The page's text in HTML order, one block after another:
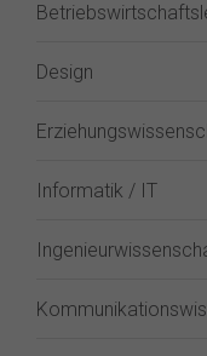
Design
Informatik / IT